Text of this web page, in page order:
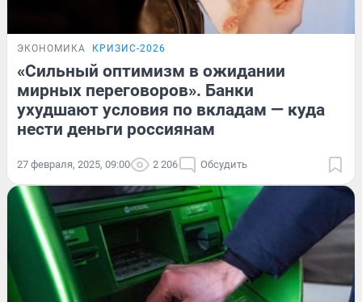
ЭКОНОМИКА КРИЗИС-2026
«Сильный оптимизм в ожидании
мирных переговоров». Банки
ухудшают условия по вкладам — куда
нести деньги россиянам
27 февраля, 2025, 09:00 2 206 Обсудить